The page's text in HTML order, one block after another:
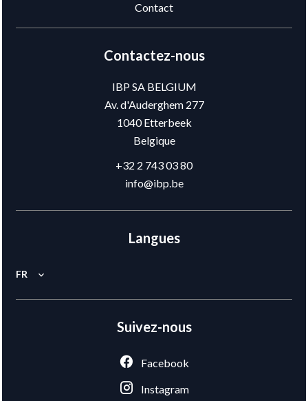
Contact
Contactez-nous
IBP SA BELGIUM
Av. d'Auderghem 277
1040Etterbeek
Belgique
+32 2 743 03 80
info@ibp.be
Langues
FR
Suivez-nous
Facebook
Instagram